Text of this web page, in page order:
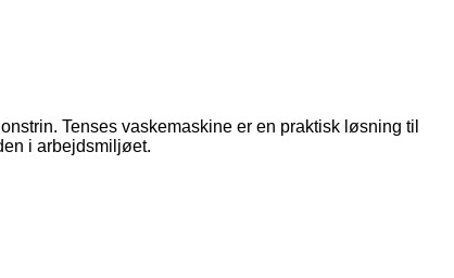
Tenses vaskemaskine er en praktisk løsning til
i arbejdsmiljøet.